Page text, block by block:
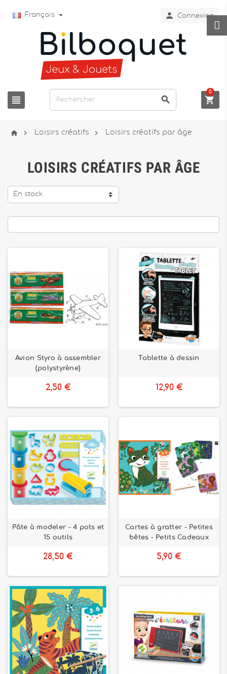
Français  Connexion
  
0
  Loisirs créatifs  Loisirs créatifs par âge
LOISIRS CRÉATIFS PAR ÂGE
En stock
Avion Styro à assembler
(polystyrène)
2,50 €
Tablette à dessin
12,90 €
Pâte à modeler - 4 pots et
15 outils
28,50 €
Cartes à gratter - Petites
bêtes - Petits Cadeaux
5,90 €